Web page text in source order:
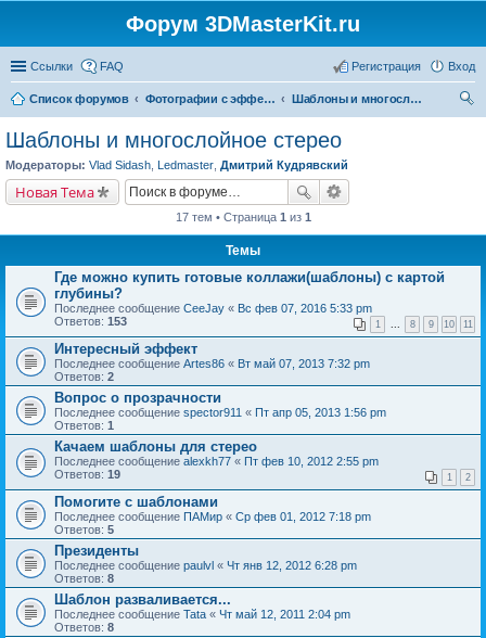
Форум 3DMasterKit.ru
Ссылки FAQ Вход
Регистрация
Список форумов Фотографии с эффектом стерео, варио, 3D, анимации, морфинга
Шаблоны и многослойное стерео
Шаблоны и многослойное стерео
Модераторы: Vlad Sidash Ledmaster Дмитрий Кудрявский
Новая Тема
17 тем • Страница 1 из 1
Темы
Где можно купить готовые коллажи(шаблоны) с картой
глубины?
Последнее сообщение CeeJay « Вс фев 07, 2016 5:33 pm
Ответов: 153 1 8 9 10 11
Интересный эффект
Последнее сообщение Artes86 « Вт май 07, 2013 7:32 pm
Ответов: 2
Вопрос о прозрачности
Последнее сообщение spector911 « Пт апр 05, 2013 1:56 pm
Ответов: 1
Качаем шаблоны для стерео
Последнее сообщение alexkh77 « Пт фев 10, 2012 2:55 pm
Ответов: 19 1 2
Помогите с шаблонами
Последнее сообщение ПАМир « Ср фев 01, 2012 7:18 pm
Ответов: 5
Президенты
Последнее сообщение paulvl « Чт янв 12, 2012 6:28 pm
Ответов: 8
Шаблон разваливается...
Последнее сообщение Tata « Чт май 12, 2011 2:04 pm
Ответов: 8